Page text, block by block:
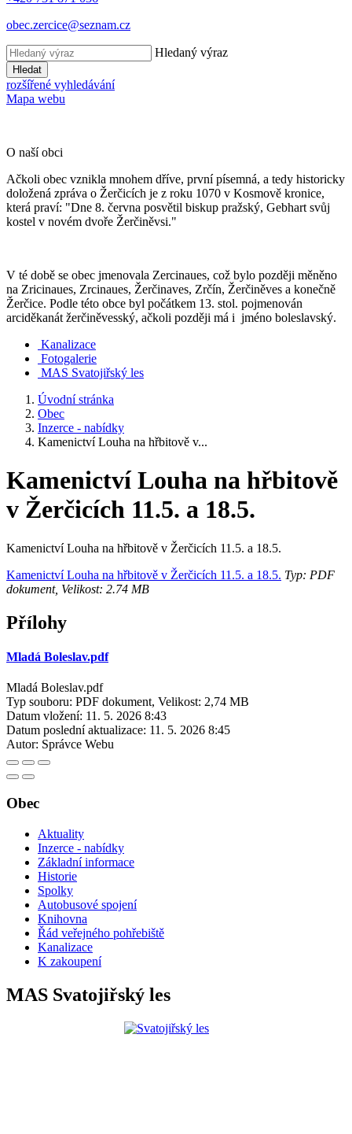
obec.zercice@seznam.cz
Hledaný výraz
Hledat
rozšířené vyhledávání
Mapa webu
O naší obci
Ačkoli obec vznikla mnohem dříve, první písemná, a tedy historicky
doložená zpráva o Žerčicích je z roku 1070 v Kosmově kronice,
která praví: "Dne 8. června posvětil biskup pražský, Gebhart svůj
kostel v novém dvoře Žerčiněvsi."
V té době se obec jmenovala Zercinaues, což bylo později měněno
na Zricinaues, Zrcinaues, Žerčinaves, Zrčín, Žerčiněves a konečně
Žerčice. Podle této obce byl počátkem 13. stol. pojmenován
arciděkanát žerčiněvesský, ačkoli později má i jméno boleslavský.
Kanalizace
Fotogalerie
MAS Svatojiřský les
Úvodní stránka
Obec
Inzerce - nabídky
Kamenictví Louha na hřbitově v...
Kamenictví Louha na hřbitově
v Žerčicích 11.5. a 18.5.
Kamenictví Louha na hřbitově v Žerčicích 11.5. a 18.5.
Kamenictví Louha na hřbitově v Žerčicích 11.5. a 18.5. Typ: PDF
dokument, Velikost: 2.74 MB
Přílohy
Mladá Boleslav.pdf
Mladá Boleslav.pdf
Typ souboru: PDF dokument, Velikost: 2,74 MB
Datum vložení: 11. 5. 2026 8:43
Datum poslední aktualizace: 11. 5. 2026 8:45
Autor: Správce Webu
Obec
Aktuality
Inzerce - nabídky
Základní informace
Historie
Spolky
Autobusové spojení
Knihovna
Řád veřejného pohřebiště
Kanalizace
K zakoupení
MAS Svatojiřský les